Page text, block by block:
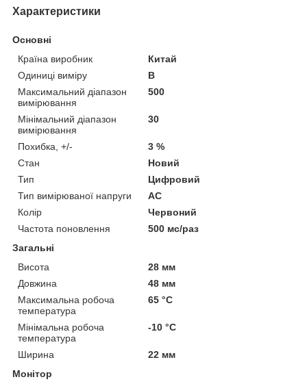
Характеристики
Основні
Країна виробник
Китай
Одиниці виміру
В
Максимальний діапазон
вимірювання
500
Мінімальний діапазон
вимірювання
30
Похибка, +/-
3 %
Стан
Новий
Тип
Цифровий
Тип вимірюваної напруги
AC
Колір
Червоний
Частота поновлення
500 мс/раз
Загальні
Висота
28 мм
Довжина
48 мм
Максимальна робоча
температура
65 °С
Мінімальна робоча
температура
-10 °С
Ширина
22 мм
Монітор